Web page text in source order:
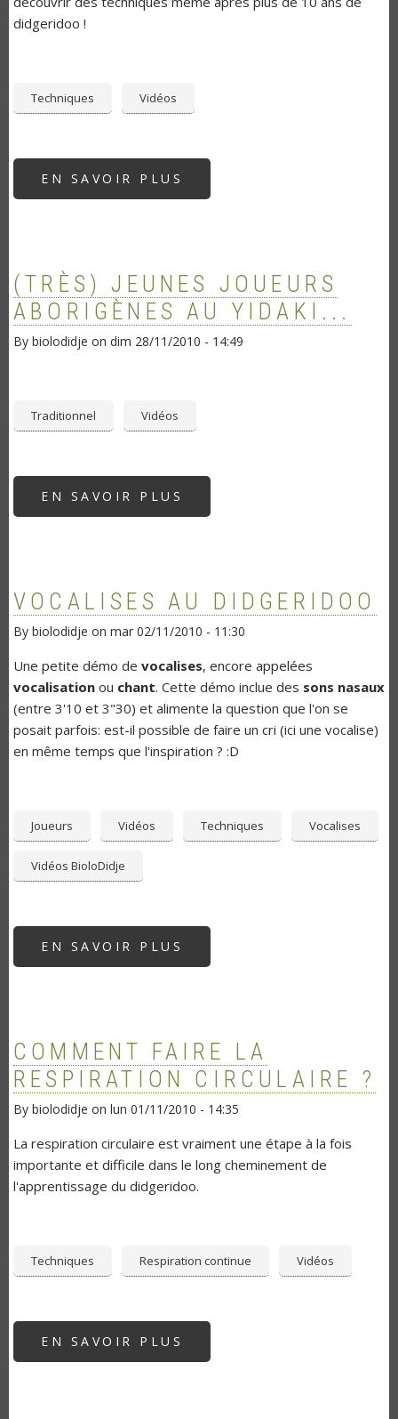
didgeridoo !
Techniques Vidéos
EN SAVOIR PLUS
LA
(TRÈS) JEUNES JOUEURS
ABORIGÈNES AU YIDAKI...
By biolodidje on dim 28/11/2010 - 14:49
Traditionnel Vidéos
EN SAVOIR PLUS
JEUNES
VOCALISES AU DIDGERIDOO
By biolodidje on mar 02/11/2010 - 11:30
Une petite démo de vocalises, encore appelées
vocalisation ou chant. Cette démo inclue des sons nasaux
(entre 3'10 et 3"30) et alimente la question que l'on se
posait parfois: est-il possible de faire un cri (ici une vocalise)
en même temps que l'inspiration ? :D
Joueurs Vidéos Techniques Vocalises
Vidéos BioloDidje
EN SAVOIR PLUS
AU
COMMENT FAIRE LA
RESPIRATION CIRCULAIRE ?
By biolodidje on lun 01/11/2010 - 14:35
La respiration circulaire est vraiment une étape à la fois
importante et difficile dans le long cheminement de
l'apprentissage du didgeridoo.
Techniques Respiration continue Vidéos
EN SAVOIR PLUS
FAIRE